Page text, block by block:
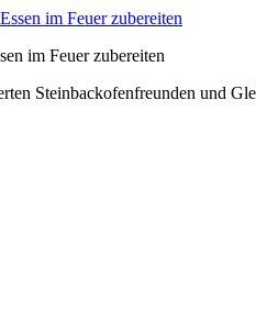
im Feuer zubereiten
Steinbackofenfreunden und